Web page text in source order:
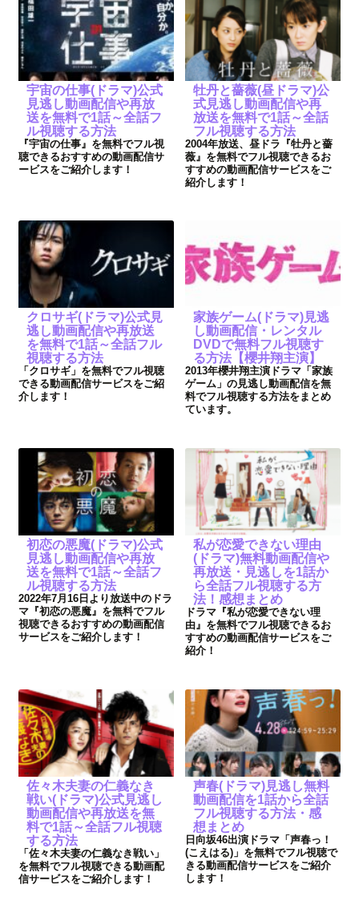
宇宙の仕事(ドラマ)公式
見逃し動画配信や再放
送を無料で1話～全話フ
ル視聴する方法
『宇宙の仕事』を無料でフル視
聴できるおすすめの動画配信サ
ービスをご紹介します！
牡丹と薔薇(昼ドラマ)公
式見逃し動画配信や再
放送を無料で1話～全話
フル視聴する方法
2004年放送、昼ドラ『牡丹と薔
薇』を無料でフル視聴できるお
すすめの動画配信サービスをご
紹介します！
クロサギ(ドラマ)公式見
逃し動画配信や再放送
を無料で1話～全話フル
視聴する方法
「クロサギ」を無料でフル視聴
できる動画配信サービスをご紹
介します！
家族ゲーム(ドラマ)見逃
し動画配信・レンタル
DVDで無料フル視聴す
る方法【櫻井翔主演】
2013年櫻井翔主演ドラマ「家族
ゲーム」の見逃し動画配信を無
料でフル視聴する方法をまとめ
ています。
初恋の悪魔(ドラマ)公式
見逃し動画配信や再放
送を無料で1話～全話フ
ル視聴する方法
2022年7月16日より放送中のドラ
マ『初恋の悪魔』を無料でフル
視聴できるおすすめの動画配信
サービスをご紹介します！
私が恋愛できない理由
(ドラマ)無料動画配信や
再放送・見逃しを1話か
ら全話フル視聴する方
法！感想まとめ
ドラマ『私が恋愛できない理
由』を無料でフル視聴できるお
すすめの動画配信サービスをご
紹介！
佐々木夫妻の仁義なき
戦い(ドラマ)公式見逃し
動画配信や再放送を無
料で1話～全話フル視聴
する方法
「佐々木夫妻の仁義なき戦い」
を無料でフル視聴できる動画配
信サービスをご紹介します！
声春(ドラマ)見逃し無料
動画配信を1話から全話
フル視聴する方法・感
想まとめ
日向坂46出演ドラマ「声春っ！
(こえはる)」を無料でフル視聴で
きる動画配信サービスをご紹介
します！